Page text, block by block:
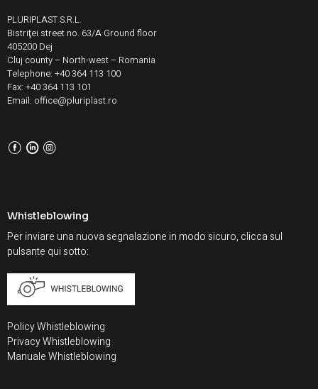
PLURIPLAST S.R.L.
Bistriţei street no. 63/A Ground floor
405200 Dej
Cluj county – North-west – Romania
Telephone: +40 364 113 100
Fax: +40 364 113 101
Email: office@pluriplast.ro
F L I
Whistleblowing
Per inviare una nuova segnalazione in modo sicuro, clicca sul
pulsante qui sotto:
Policy Whistleblowing
Privacy Whistleblowing
Manuale Whistleblowing